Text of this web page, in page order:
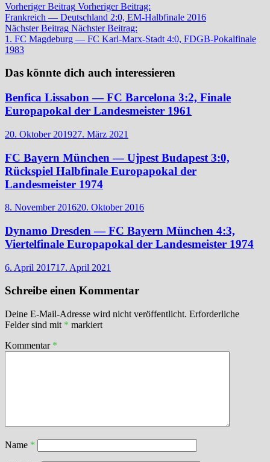
Vorheriger Beitrag Vorheriger Beitrag:
Frankreich — Deutschland 2:0, EM-Halbfinale 2016
Nächster Beitrag Nächster Beitrag:
1. FC Magdeburg — FC Karl-Marx-Stadt 4:0, FDGB-Pokalfinale
1983
Das könnte dich auch interessieren
Benfica Lissabon — FC Barcelona 3:2, Finale
Europapokal der Landesmeister 1961
20. Oktober 201927. März 2021
FC Bayern München — Ujpest Budapest 3:0,
Rückspiel Halbfinale Europapokal der
Landesmeister 1974
8. November 201620. Oktober 2016
Dynamo Dresden — FC Bayern München 4:3,
Viertelfinale Europapokal der Landesmeister 1974
6. April 201717. April 2021
Schreibe einen Kommentar
Deine E-Mail-Adresse wird nicht veröffentlicht. Erforderliche
Felder sind mit * markiert
Kommentar *
Name *